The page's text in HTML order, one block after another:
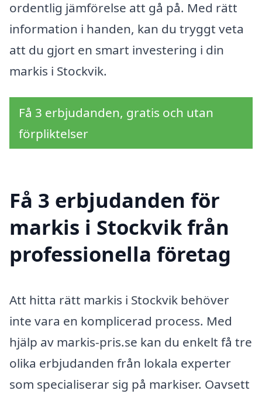
ordentlig jämförelse att gå på. Med rätt
information i handen, kan du tryggt veta
att du gjort en smart investering i din
markis i Stockvik.
Få 3 erbjudanden, gratis och utan
förpliktelser
Få 3 erbjudanden för
markis i Stockvik från
professionella företag
Att hitta rätt markis i Stockvik behöver
inte vara en komplicerad process. Med
hjälp av markis-pris.se kan du enkelt få tre
olika erbjudanden från lokala experter
som specialiserar sig på markiser. Oavsett